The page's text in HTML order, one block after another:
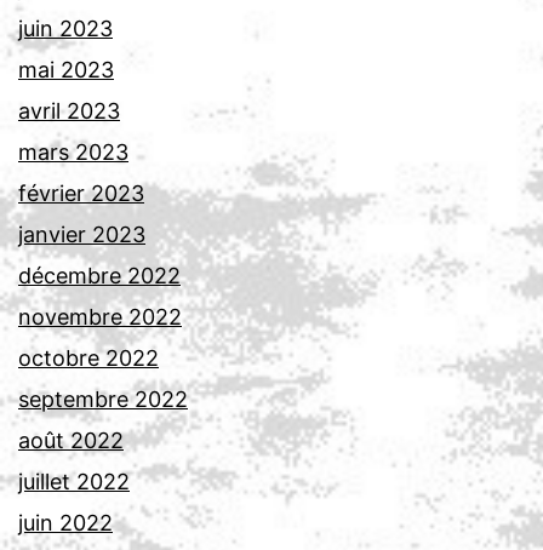
juin 2023
mai 2023
avril 2023
mars 2023
février 2023
janvier 2023
décembre 2022
novembre 2022
octobre 2022
septembre 2022
août 2022
juillet 2022
juin 2022